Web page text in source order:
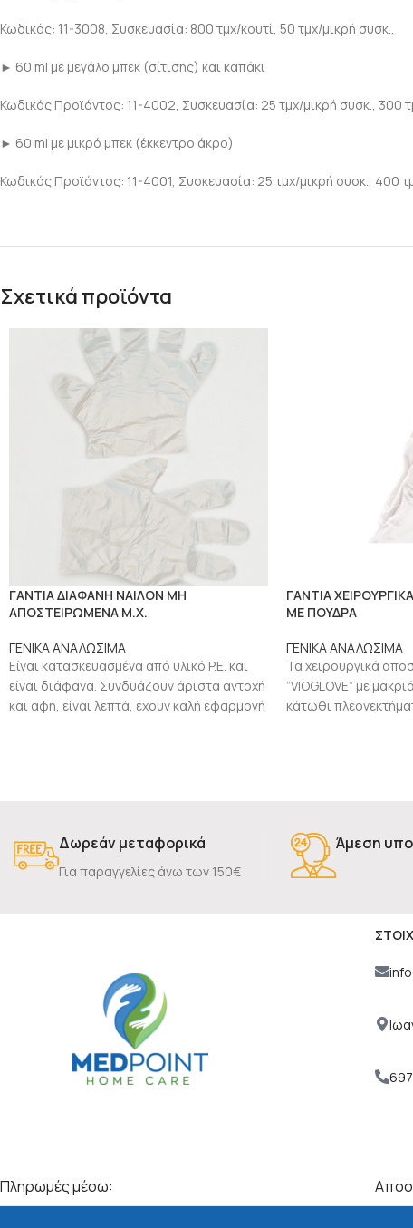
Κωδικός: 11-3008, Συσκευασία: 800 τμχ/κουτί, 50 τμχ/μικρή συσκ.,
► 60 ml με μεγάλο μπεκ (σίτισης) και καπάκι
Κωδικός Προϊόντος: 11-4002, Συσκευασία: 25 τμχ/μικρή συσκ., 300
► 60 ml με μικρό μπεκ (έκκεντρο άκρο)
Κωδικός Προϊόντος: 11-4001, Συσκευασία: 25 τμχ/μικρή συσκ., 400
Σχετικά προϊόντα
ΓΑΝΤΙΑ ΔΙΑΦΑΝΗ ΝΑΙΛΟΝ ΜΗ
ΑΠΟΣΤΕΙΡΩΜΕΝΑ Μ.Χ.
ΓΕΝΙΚΑ ΑΝΑΛΩΣΙΜΑ
Είναι κατασκευασμένα από υλικό P.E. και
είναι διάφανα. Συνδυάζουν άριστα αντοχή
και αφή, είναι λεπτά, έχουν καλή εφαρμογή
ΓΑΝΤΙΑ
ΜΕ ΠΟΥΔΡΑ
ΓΕΝΙΚΑ ΑΝΑΛΩΣΙΜΑ
Τα χειρουργικά
”VIOGLOVE” με
κάτωθι
Δωρεάν μεταφορικά
Για παραγγελίες άνω των 150€
Άμεση
Πληρωμές μέσω: